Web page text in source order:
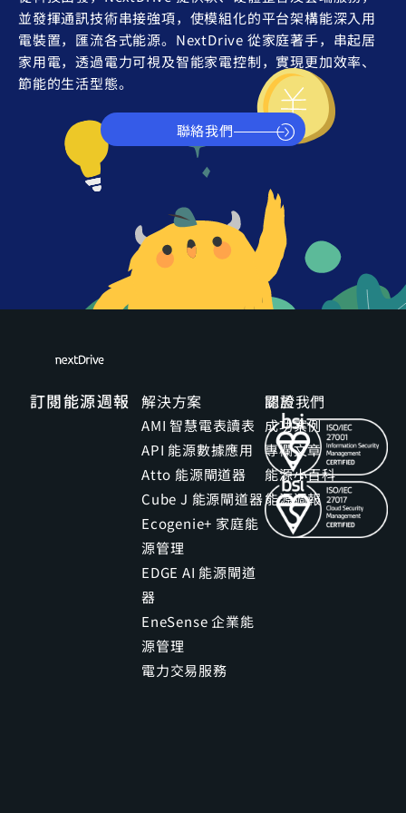
並發揮通訊技術串接強項，使模組化的平台架構能深入用
電裝置，匯流各式能源。NextDrive 從家庭著手，串起居
家用電，透過電力可視及智能家電控制，實現更加效率、
節能的生活型態。
聯絡我們
訂閱能源週報 解決方案
AMI 智慧電表讀表
API 能源數據應用
Atto 能源閘道器
Cube J 能源閘道器
Ecogenie+ 家庭能
源管理
EDGE AI 能源閘道
器
EneSense 企業能
源管理
電力交易服務
關於我們
成功案例
專欄文章
能源小百科
能源週報
認證